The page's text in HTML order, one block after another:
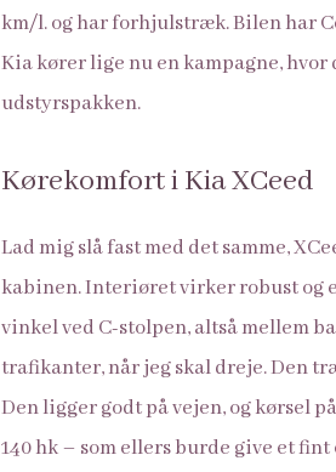
km/l. og har forhjulstræk. Bilen har
Kia kører lige nu en kampagne,
udstyrspakken.
Kørekomfort i Kia XCeed
Lad mig slå fast med det samme,
kabinen. Interiøret virker robust og
vinkel ved C-stolpen, altså mellem
trafikanter, når jeg skal dreje. Den
Den ligger godt på vejen, og kørsel
140 hk – som ellers burde give et